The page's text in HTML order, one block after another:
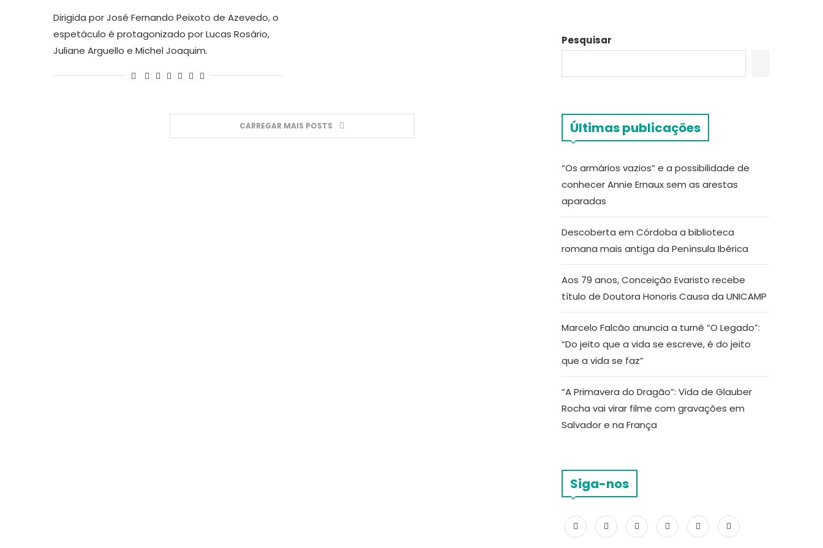
Dirigida por José Fernando Peixoto de Azevedo, o
espetáculo é protagonizado por Lucas Rosário,
Juliane Arguello e Michel Joaquim.
CARREGAR MAIS POSTS
Pesquisar
Últimas publicações
“Os armários vazios” e a possibilidade de
conhecer Annie Ernaux sem as arestas
aparadas
Descoberta em Córdoba a biblioteca
romana mais antiga da Península Ibérica
Aos 79 anos, Conceição Evaristo recebe
título de Doutora Honoris Causa da UNICAMP
Marcelo Falcão anuncia a turnê “O Legado”:
“Do jeito que a vida se escreve, é do jeito
que a vida se faz”
“A Primavera do Dragão”: Vida de Glauber
Rocha vai virar filme com gravações em
Salvador e na França
Siga-nos